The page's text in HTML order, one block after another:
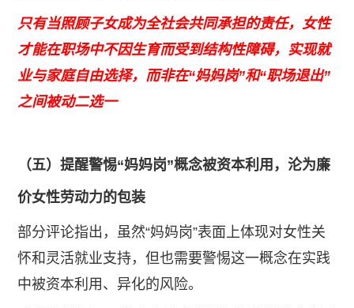
只有当照顾子女成为全社会共同承担的责任，女性
才能在职场中不因生育而受到结构性障碍，实现就
业与家庭自由选择，而非在“妈妈岗”和“职场退出”
之间被动二选一
（五）提醒警惕“妈妈岗”概念被资本利用，沦为廉
价女性劳动力的包装
部分评论指出，虽然“妈妈岗”表面上体现对女性关
怀和灵活就业支持，但也需要警惕这一概念在实践
中被资本利用、异化的风险。